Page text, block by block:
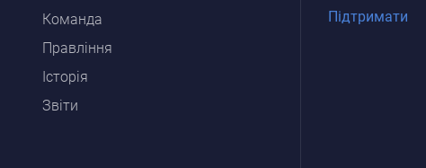
Команда
Правління
Історія
Звіти
Підтримати